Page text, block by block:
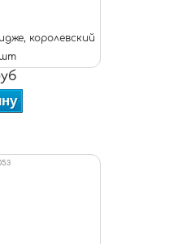
королевский
шт